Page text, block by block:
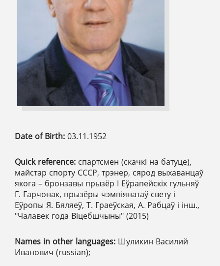
Date of Birth: 03.11.1952
Quick reference: спартсмен (скачкі на батуце),
майстар спорту СССР, трэнер, сярод выхаванцаў
якога – бронзавы прызёр І Еўрапейскіх гульняў
Г. Гарчонак, прызёры чэмпіянатаў свету і
Еўропы Я. Бяляеў, Т. Граеўская, А. Рабцаў і інш.,
"Чалавек года Віцебшчыны" (2015)
Names in other languages: Шуликин Василий
Иванович (russian);